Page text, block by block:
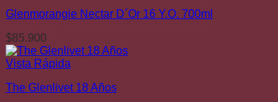
Glenmorangie Nectar D´Or 16 Y.O. 700ml
$85.900
Vista Rápida
The Glenlivet 18 Años